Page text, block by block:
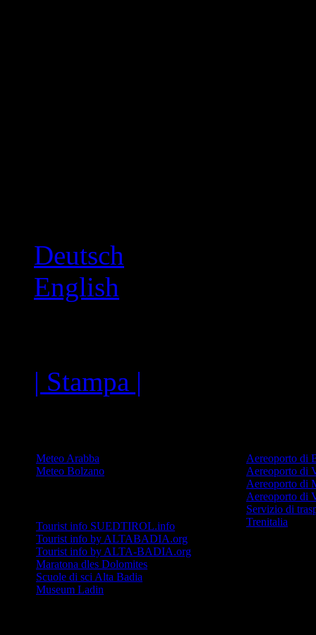
Deutsch
English
| Stampa |
Meteo Arabba
Meteo Bolzano
Tourist info SUEDTIROL.info
Tourist info by ALTABADIA.org
Tourist info by ALTA-BADIA.org
Maratona dles Dolomites
Scuole di sci Alta Badia
Museum Ladin
Aereoporto di
Aereoporto di
Aereoporto di
Aereoporto di
Servizio di
Trenitalia